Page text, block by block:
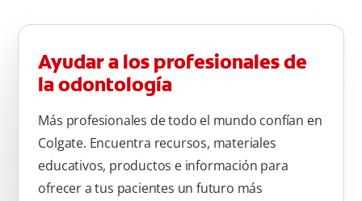
Ayudar a los profesionales de
la odontología
Más profesionales de todo el mundo confían en
Colgate. Encuentra recursos, materiales
educativos, productos e información para
ofrecer a tus pacientes un futuro más